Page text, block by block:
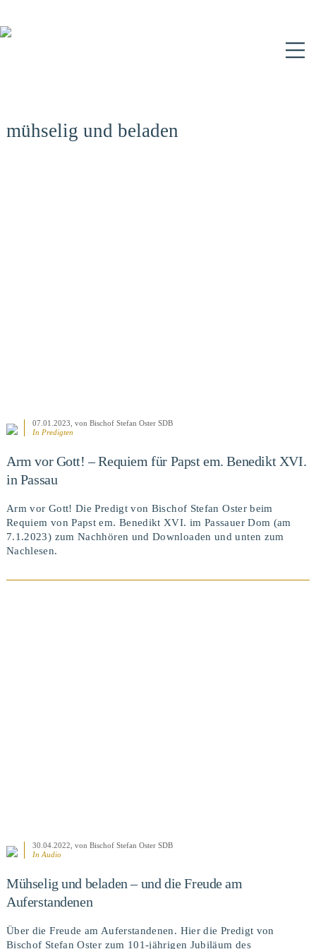
mühselig und beladen
07.01.2023 , von Bischof Stefan Oster SDB
In Predigten
Arm vor Gott! – Requiem für Papst em. Benedikt XVI.
in Passau
Arm vor Gott! Die Predigt von Bischof Stefan Oster beim
Requiem von Papst em. Benedikt XVI. im Passauer Dom (am
7.1.2023) zum Nachhören und Downloaden und unten zum
Nachlesen.
30.04.2022 , von Bischof Stefan Oster SDB
In Audio
Mühselig und beladen – und die Freude am
Auferstandenen
Über die Freude am Auferstandenen. Hier die Predigt von
Bischof Stefan Oster zum 101-jährigen Jubiläum des